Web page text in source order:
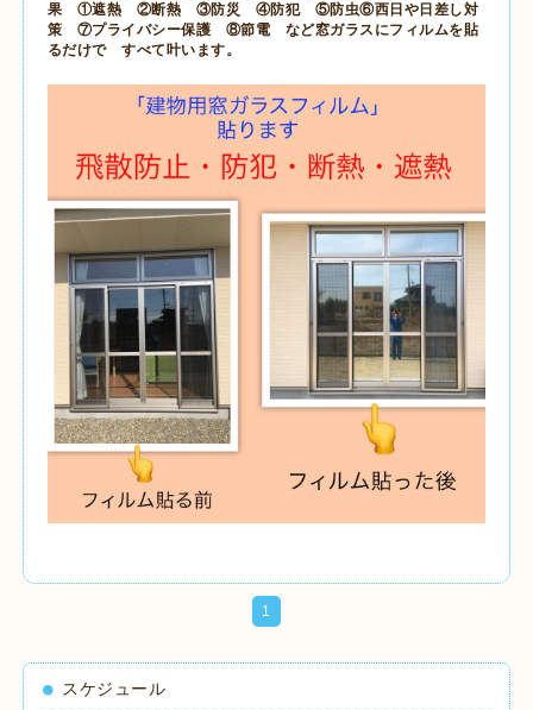
果 ①遮熱 ②断熱 ③防災 ④防犯 ⑤防虫⑥西日や日差し対
策 ⑦プライバシー保護 ⑧節電 など窓ガラスにフィルムを貼
るだけで すべて叶います。
1
スケジュール